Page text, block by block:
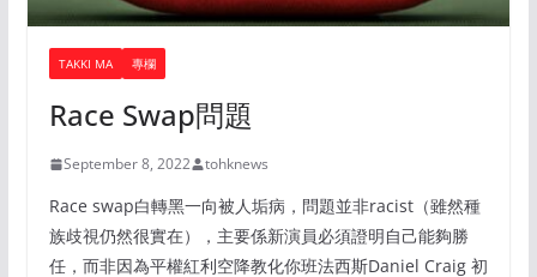
TAKKI MA 專欄
Race Swap問題
September 8, 2022 tohknews
Race swap白轉黑一向被人垢病，問題並非racist（雖然種
族歧視仍然很實在），主要係新演員必須證明自己能夠勝
任，而非因為平權紅利空降教化你班法西斯Daniel Craig 初